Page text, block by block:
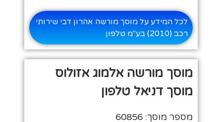
לכל המידע על מוסך מורשה אהרון דבי שירותי
רכב (2010) בע"מ טלפון
מוסך מורשה אלמוג אזולוס
מוסך דניאל טלפון
מספר מוסך: 60856